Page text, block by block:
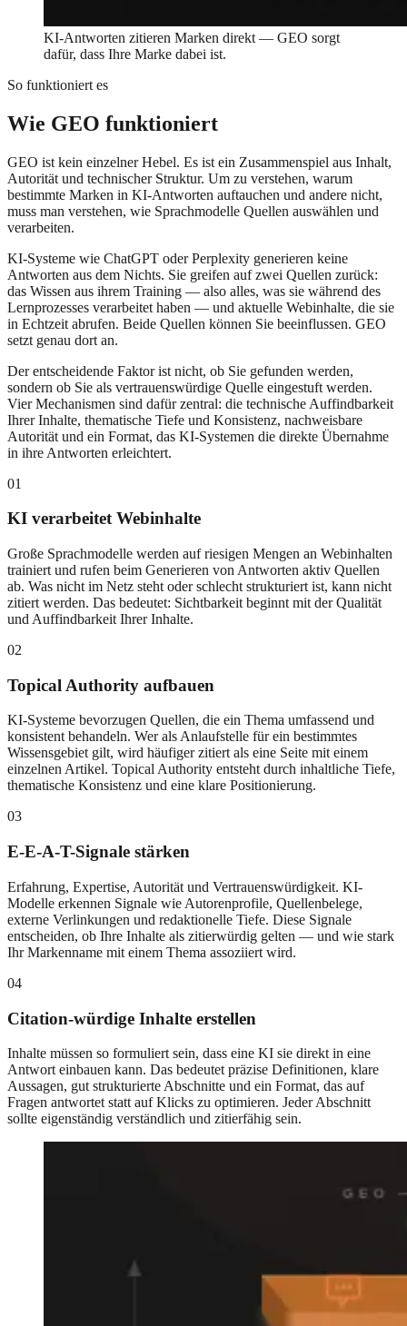
KI-Antworten zitieren Marken direkt — GEO sorgt
dafür, dass Ihre Marke dabei ist.
So funktioniert es
Wie GEO funktioniert
GEO ist kein einzelner Hebel. Es ist ein Zusammenspiel aus Inhalt,
Autorität und technischer Struktur. Um zu verstehen, warum
bestimmte Marken in KI-Antworten auftauchen und andere nicht,
muss man verstehen, wie Sprachmodelle Quellen auswählen und
verarbeiten.
KI-Systeme wie ChatGPT oder Perplexity generieren keine
Antworten aus dem Nichts. Sie greifen auf zwei Quellen zurück:
das Wissen aus ihrem Training — also alles, was sie während des
Lernprozesses verarbeitet haben — und aktuelle Webinhalte, die sie
in Echtzeit abrufen. Beide Quellen können Sie beeinflussen. GEO
setzt genau dort an.
Der entscheidende Faktor ist nicht, ob Sie gefunden werden,
sondern ob Sie als vertrauenswürdige Quelle eingestuft werden.
Vier Mechanismen sind dafür zentral: die technische Auffindbarkeit
Ihrer Inhalte, thematische Tiefe und Konsistenz, nachweisbare
Autorität und ein Format, das KI-Systemen die direkte Übernahme
in ihre Antworten erleichtert.
01
KI verarbeitet Webinhalte
Große Sprachmodelle werden auf riesigen Mengen an Webinhalten
trainiert und rufen beim Generieren von Antworten aktiv Quellen
ab. Was nicht im Netz steht oder schlecht strukturiert ist, kann nicht
zitiert werden. Das bedeutet: Sichtbarkeit beginnt mit der Qualität
und Auffindbarkeit Ihrer Inhalte.
02
Topical Authority aufbauen
KI-Systeme bevorzugen Quellen, die ein Thema umfassend und
konsistent behandeln. Wer als Anlaufstelle für ein bestimmtes
Wissensgebiet gilt, wird häufiger zitiert als eine Seite mit einem
einzelnen Artikel. Topical Authority entsteht durch inhaltliche Tiefe,
thematische Konsistenz und eine klare Positionierung.
03
E-E-A-T-Signale stärken
Erfahrung, Expertise, Autorität und Vertrauenswürdigkeit. KI-
Modelle erkennen Signale wie Autorenprofile, Quellenbelege,
externe Verlinkungen und redaktionelle Tiefe. Diese Signale
entscheiden, ob Ihre Inhalte als zitierwürdig gelten — und wie stark
Ihr Markenname mit einem Thema assoziiert wird.
04
Citation-würdige Inhalte erstellen
Inhalte müssen so formuliert sein, dass eine KI sie direkt in eine
Antwort einbauen kann. Das bedeutet präzise Definitionen, klare
Aussagen, gut strukturierte Abschnitte und ein Format, das auf
Fragen antwortet statt auf Klicks zu optimieren. Jeder Abschnitt
sollte eigenständig verständlich und zitierfähig sein.